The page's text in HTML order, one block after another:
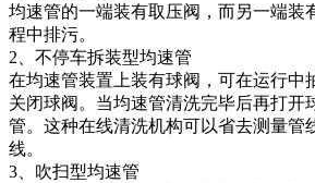
均速管的一端装有取压阀，而另一端装
程中排污。
2、不停车拆装型均速管
在均速管装置上装有球阀，可在运行中
关闭球阀。当均速管清洗完毕后再打开
管。这种在线清洗机构可以省去测量管
线。
3、吹扫型均速管